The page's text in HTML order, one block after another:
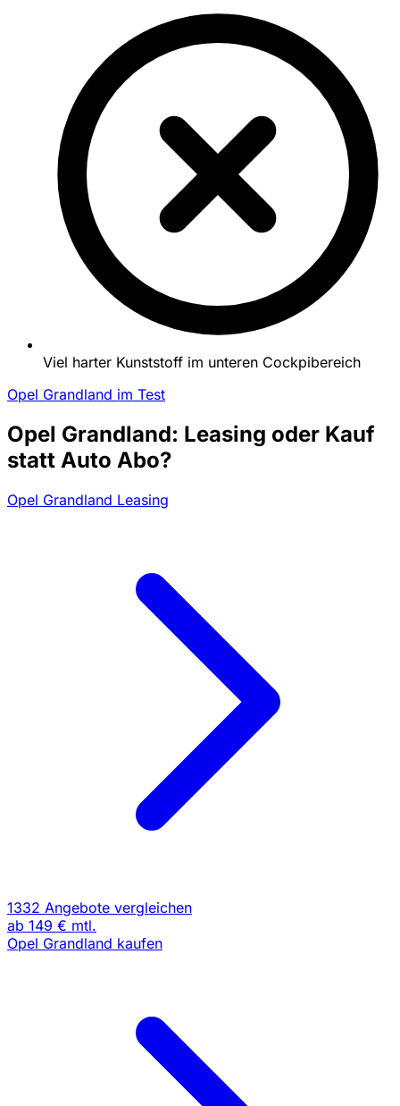
Viel harter Kunststoff im unteren Cockpibereich
Opel Grandland im Test
Opel Grandland: Leasing oder Kauf
statt Auto Abo?
Opel Grandland Leasing
1332 Angebote vergleichen
ab 149 € mtl.
Opel Grandland kaufen